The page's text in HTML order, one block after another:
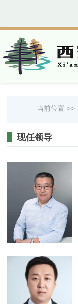
当前位置 >>
现任领导